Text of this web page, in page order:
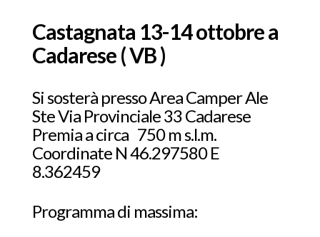
Castagnata 13-14 ottobre a
Cadarese ( VB )
Si sosterà presso Area Camper Ale
Ste Via Provinciale 33 Cadarese
Premia a circa 750 m s.l.m.
Coordinate N 46.297580 E
8.362459
Programma di massima: